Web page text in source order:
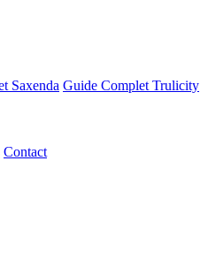
Saxenda Guide Complet Trulicity
Contact